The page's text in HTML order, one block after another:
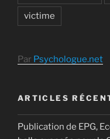
victime
Par Psychologue.net
ARTICLES
Publication de EPG,